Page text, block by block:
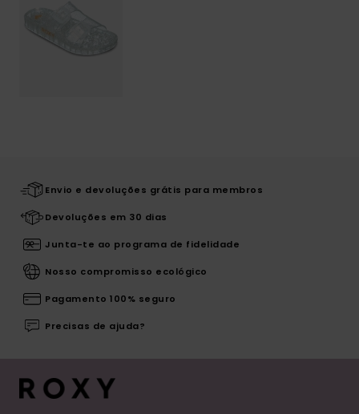
Envio e devoluções grátis para membros
Devoluções em 30 dias
Junta-te ao programa de fidelidade
Nosso compromisso ecológico
Pagamento 100% seguro
Precisas de ajuda?